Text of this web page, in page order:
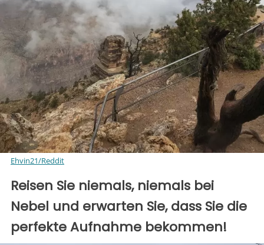
Ehvin21/Reddit
Reisen Sie niemals, niemals bei
Nebel und erwarten Sie, dass Sie die
perfekte Aufnahme bekommen!